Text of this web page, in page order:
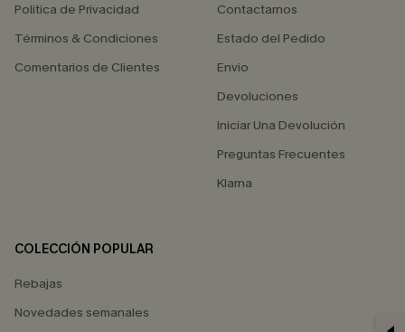
Política de Privacidad
Términos & Condiciones
Comentarios de Clientes
Contactarnos
Estado del Pedido
Envío
Devoluciones
Iniciar Una Devolución
Preguntas Frecuentes
Klarna
COLECCIÓN POPULAR
Rebajas
Novedades semanales